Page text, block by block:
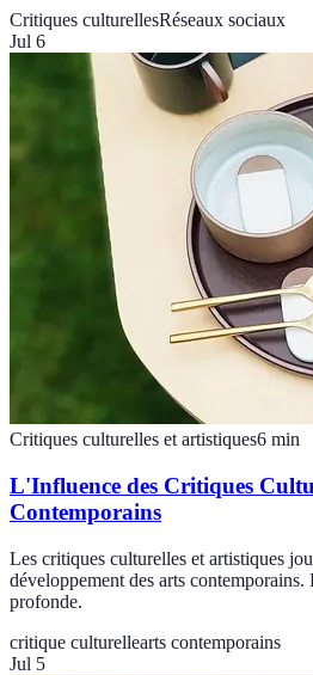
Critiques culturellesRéseaux sociaux
Jul 6
Critiques culturelles et artistiques6 min
L'Influence des Critiques
Contemporains
Les critiques culturelles et artistiques
développement des arts
profonde.
critique culturellearts contemporains
Jul 5